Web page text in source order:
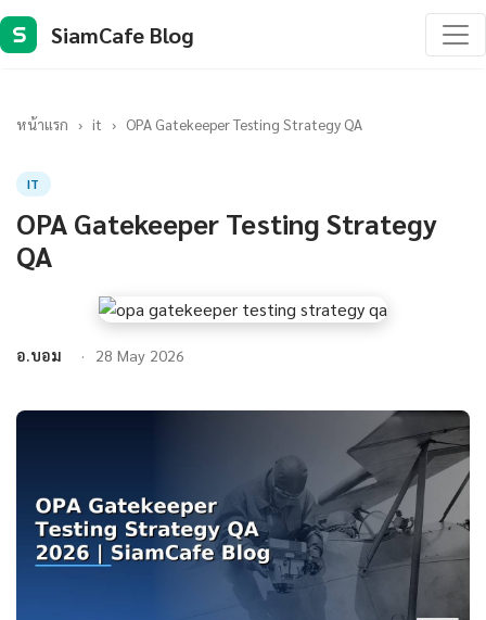
S SiamCafe Blog
หน้าแรก › it › OPA Gatekeeper Testing Strategy QA
IT
OPA Gatekeeper Testing Strategy
QA
อ.บอม 28 May 2026